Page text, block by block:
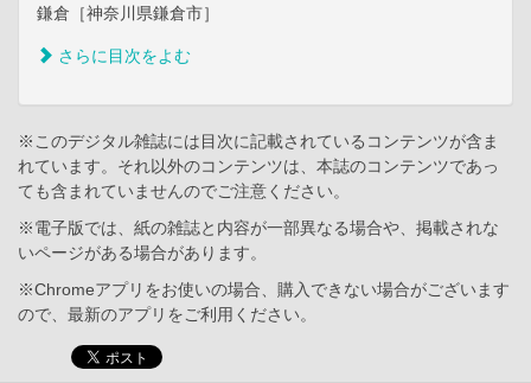
鎌倉［神奈川県鎌倉市］
さらに目次をよむ
※このデジタル雑誌には目次に記載されているコンテンツが含ま
れています。それ以外のコンテンツは、本誌のコンテンツであっ
ても含まれていませんのでご注意ください。
※電子版では、紙の雑誌と内容が一部異なる場合や、掲載されな
いページがある場合があります。
※Chromeアプリをお使いの場合、購入できない場合がございます
ので、最新のアプリをご利用ください。